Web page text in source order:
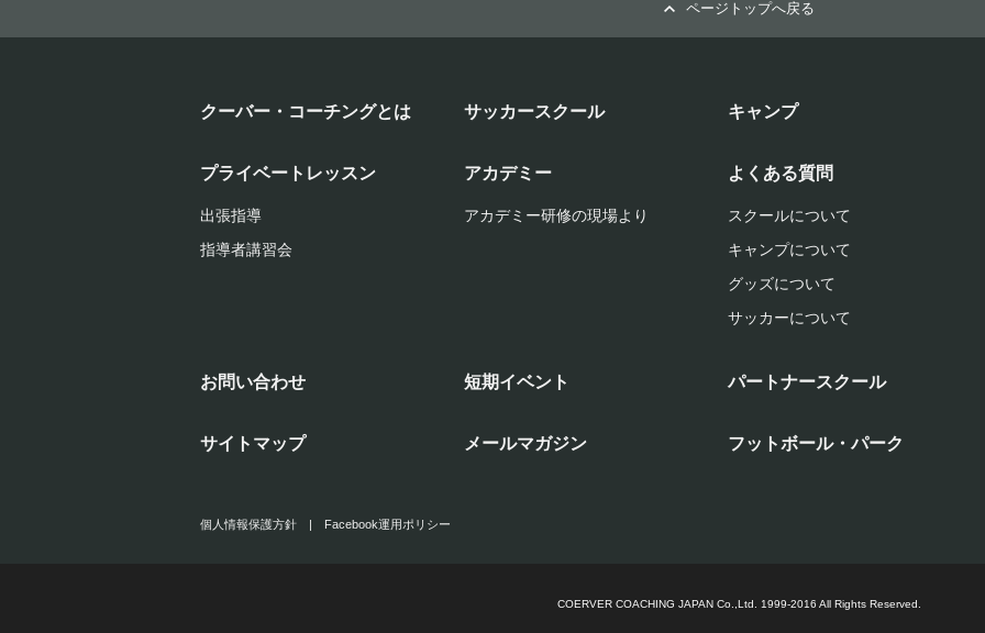
ページトップへ戻る
クーバー・コーチングとは サッカースクール キャンプ
プライベートレッスン
出張指導
指導者講習会
アカデミー
アカデミー研修の現場より
よくある質問
スクールについて
キャンプについて
グッズについて
サッカーについて
お問い合わせ 短期イベント パートナースクール
サイトマップ メールマガジン フットボール・パーク
個人情報保護方針 | Facebook運用ポリシー
COERVER COACHING JAPAN Co.,Ltd. 1999-2016 All Rights Reserved.